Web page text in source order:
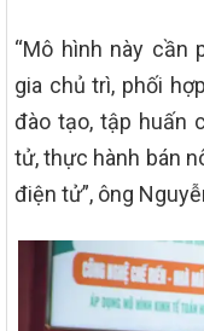
“Mô hình này cần
gia chủ trì, phối
đào tạo, tập huấn
tử, thực hành bán
điện tử”, ông